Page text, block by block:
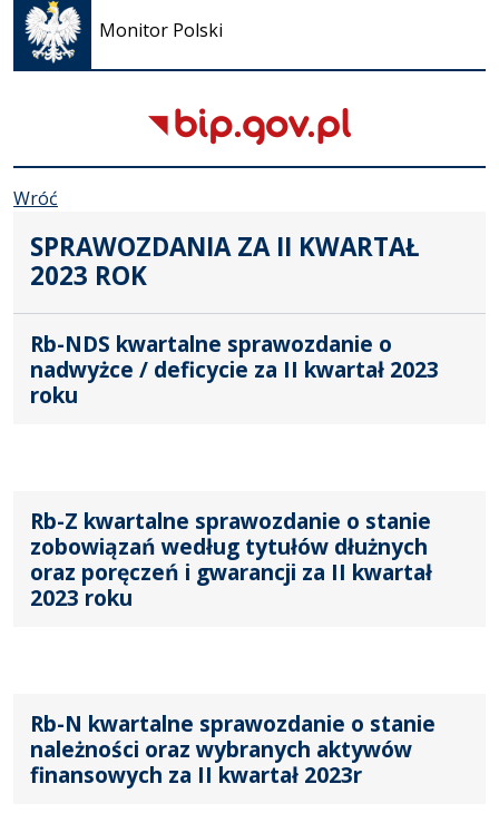
Monitor Polski
się w
nowej
karcie
Wróć
SPRAWOZDANIA ZA II KWARTAŁ
2023 ROK
Rb-NDS kwartalne sprawozdanie o
nadwyżce / deficycie za II kwartał 2023
roku
Rb-Z kwartalne sprawozdanie o stanie
zobowiązań według tytułów dłużnych
oraz poręczeń i gwarancji za II kwartał
2023 roku
Rb-N kwartalne sprawozdanie o stanie
należności oraz wybranych aktywów
finansowych za II kwartał 2023r